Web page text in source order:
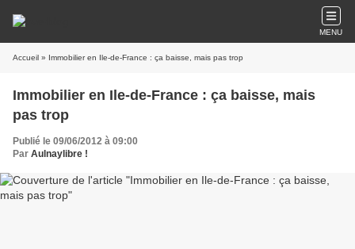
MENU
Accueil » Immobilier en Ile-de-France : ça baisse, mais pas trop
Immobilier en Ile-de-France : ça baisse, mais
pas trop
Publié le 09/06/2012 à 09:00
Par Aulnaylibre !